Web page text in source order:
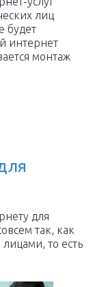
лиц
будет
интернет
монтаж
для
так, как
то есть